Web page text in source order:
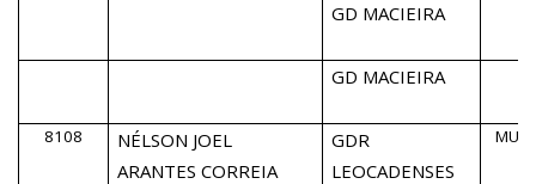
GD MACIEIRA
GD MACIEIRA
8108
NÉLSON JOEL
ARANTES CORREIA
GDR
LEOCADENSES